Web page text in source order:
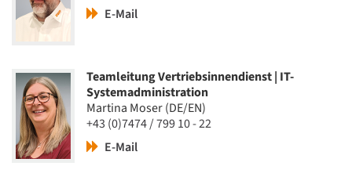
E-Mail
Teamleitung Vertriebsinnendienst | IT-
Systemadministration
Martina Moser (DE/EN)
+43 (0)7474 / 799 10 - 22
E-Mail